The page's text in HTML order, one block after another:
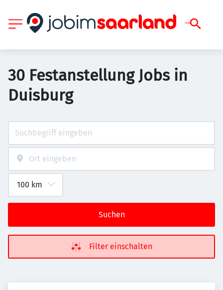
30 Festanstellung Jobs in
Duisburg
Suchen
Filter einschalten